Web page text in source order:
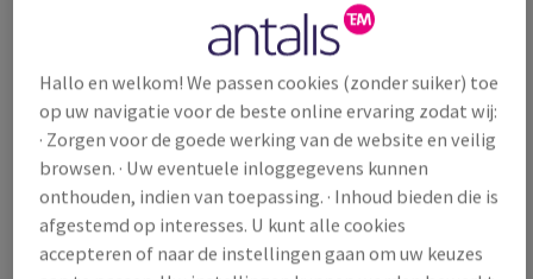
/ 1 000 Vel
(294 kg )
OP VOORRAAD
Verpakkingsaantallen
Pak
Hallo en welkom! We passen cookies (zonder suiker) toe
op uw navigatie voor de beste online ervaring zodat wij:
· Zorgen voor de goede werking van de website en veilig
browsen. · Uw eventuele inloggegevens kunnen
onthouden, indien van toepassing. · Inhoud bieden die is
afgestemd op interesses. U kunt alle cookies
accepteren of naar de instellingen gaan om uw keuzes